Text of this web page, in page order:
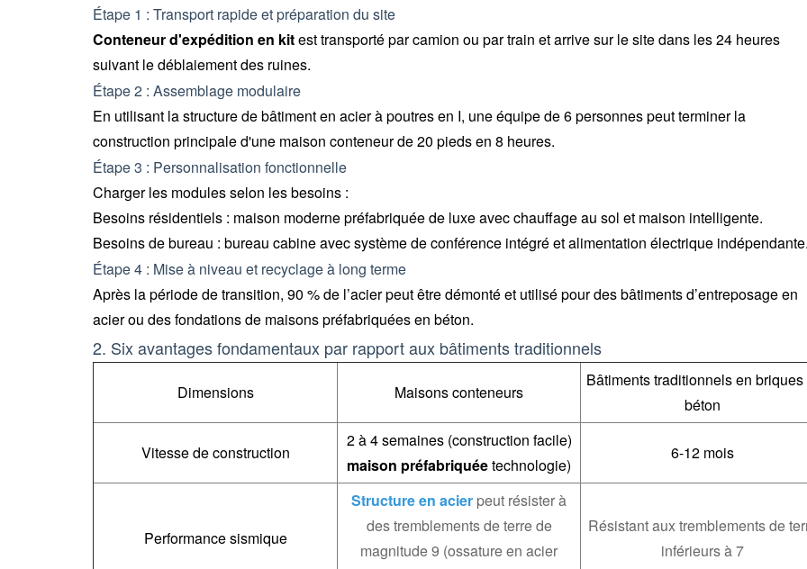
Étape 1 : Transport rapide et préparation du site
Conteneur d'expédition en kitest transporté par camion ou par train et arrive sur le site dans les 24 heures
suivant le déblaiement des ruines.
Étape 2 : Assemblage modulaire
En utilisant la structure de bâtiment en acier à poutres en I, une équipe de 6 personnes peut terminer la
construction principale d'une maison conteneur de 20 pieds en 8 heures.
Étape 3 : Personnalisation fonctionnelle
Charger les modules selon les besoins :
Besoins résidentiels : maison moderne préfabriquée de luxe avec chauffage au sol et maison intelligente.
Besoins de bureau : bureau cabine avec système de conférence intégré et alimentation électrique indépendante.
Étape 4 : Mise à niveau et recyclage à long terme
Après la période de transition, 90 % de l’acier peut être démonté et utilisé pour des bâtiments d’entreposage en
acier ou des fondations de maisons préfabriquées en béton.
2. Six avantages fondamentaux par rapport aux bâtiments traditionnels
Dimensions Maisons conteneurs
Bâtiments traditionnels en briques
béton
Vitesse de construction
2 à 4 semaines (construction facile)
maison préfabriquéetechnologie)
6-12 mois
Performance sismique
Structure en acier peut résister à
des tremblements de terre de
magnitude 9 (ossature en acier
Résistant aux tremblements de
inférieurs à 7